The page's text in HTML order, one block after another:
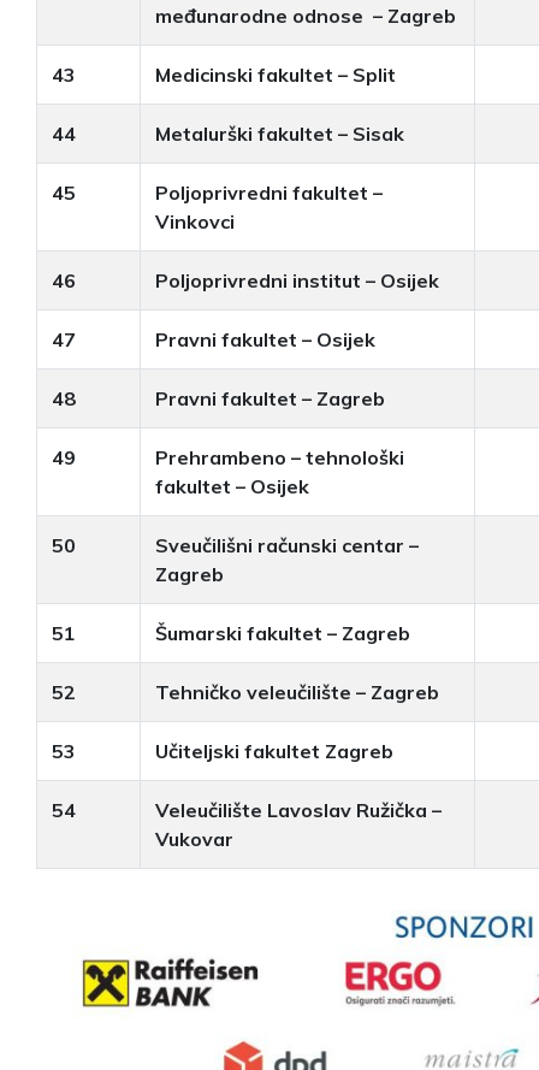
međunarodne odnose – Zagreb
43 Medicinski fakultet – Split
44 Metalurški fakultet – Sisak
45
Poljoprivredni fakultet –
Vinkovci
46 Poljoprivredni institut – Osijek
47 Pravni fakultet – Osijek
48 Pravni fakultet – Zagreb
49
Prehrambeno – tehnološki
fakultet – Osijek
50
Sveučilišni računski centar –
Zagreb
51 Šumarski fakultet – Zagreb
52 Tehničko veleučilište – Zagreb
53 Učiteljski fakultet Zagreb
54
Veleučilište Lavoslav Ružička –
Vukovar